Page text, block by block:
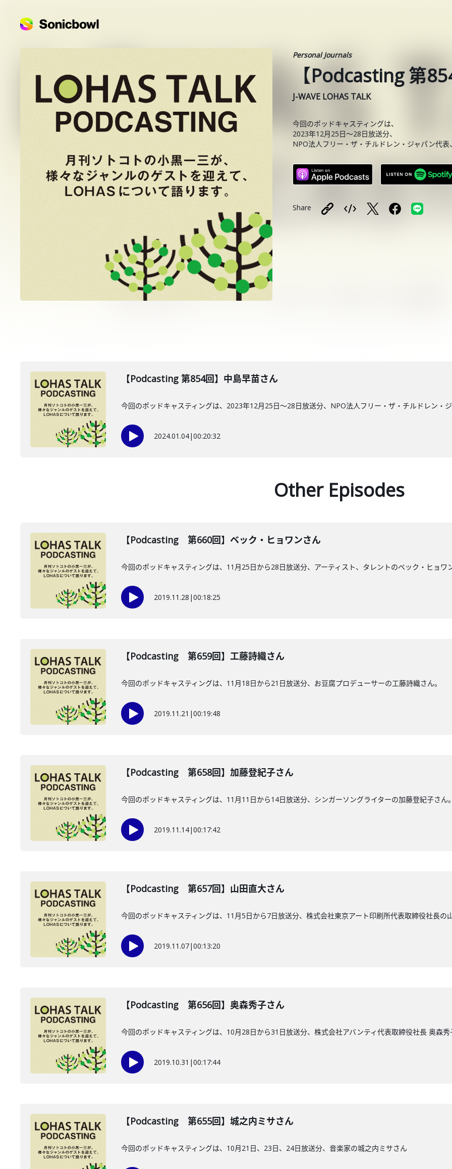
Personal Journals
【Podcasting 第
J-WAVE LOHAS TALK
今回のポッドキャスティングは、
2023年12月25日〜28日放送分、
NPO法人フリー・ザ・チルドレン・ジャパン代
Share
【Podcasting 第854回】中島早苗さん
今回のポッドキャスティングは、2023年12月25日〜28日放送分、NPO法人フリー・ザ・チルドレン・
2024.01.04|00:20:32
Other Episodes
【Podcasting 第660回】ベック・ヒョワンさん
今回のポッドキャスティングは、11月25日から28日放送分、アーティスト、タレントのベック・ヒョワ
2019.11.28 |00:18:25
【Podcasting 第659回】工藤詩織さん
今回のポッドキャスティングは、11月18日から21日放送分、お豆腐プロデューサーの工藤詩織さん。
2019.11.21 |00:19:48
【Podcasting 第658回】加藤登紀子さん
今回のポッドキャスティングは、11月11日から14日放送分、シンガーソングライターの加藤登紀子さん
2019.11.14|00:17:42
【Podcasting 第657回】山田直大さん
今回のポッドキャスティングは、11月5日から7日放送分、株式会社東京アート印刷所代表取締役社長の
2019.11.07|00:13:20
【Podcasting 第656回】奥森秀子さん
今回のポッドキャスティングは、10月28日から31日放送分、株式会社アバンティ代表取締役社長 奥森秀
2019.10.31 |00:17:44
【Podcasting 第655回】城之内ミサさん
今回のポッドキャスティングは、10月21日、23日、24日放送分、音楽家の城之内ミサさん